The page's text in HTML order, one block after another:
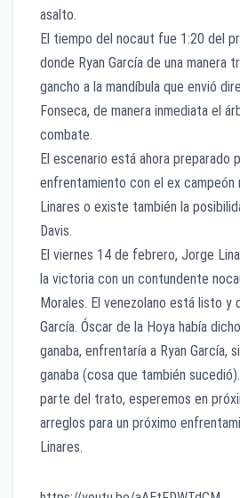
asalto.
El tiempo del nocaut fue 1:20 del
donde Ryan García de una manera
gancho a la mandíbula que envió
Fonseca, de manera inmediata el
combate.
El escenario está ahora preparado
enfrentamiento con el ex campeón
Linares o existe también la
Davis.
El viernes 14 de febrero, Jorge
la victoria con un contundente
Morales. El venezolano está listo y
García. Óscar de la Hoya había
ganaba, enfrentaría a Ryan García,
ganaba (cosa que también
parte del trato, esperemos en
arreglos para un próximo
Linares.